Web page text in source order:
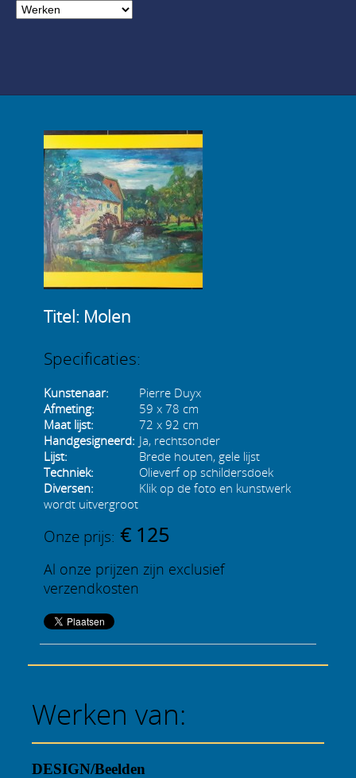
Titel: Molen
Specificaties:
Kunstenaar:
Pierre Duyx
Afmeting:
59 x 78 cm
Maat lijst:
72 x 92 cm
Handgesigneerd: Ja, rechtsonder
Lijst:
Brede houten, gele lijst
Techniek:
Olieverf op schildersdoek
Diversen:
Klik op de foto en kunstwerk
wordt uitvergroot
Onze prijs: € 125
Al onze prijzen zijn exclusief
verzendkosten
Werken van:
DESIGN/Beelden